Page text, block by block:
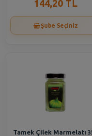
144,20 TL
Şube Seçiniz
Tamek Çilek Marmelatı